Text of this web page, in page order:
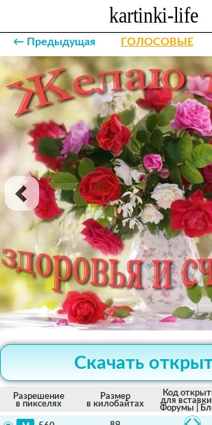
← Предыдущая ГОЛОСОВЫЕ
Скачать
Разрешение
в пикселях
Размер
в килобайтах
Код
для
Форумы |